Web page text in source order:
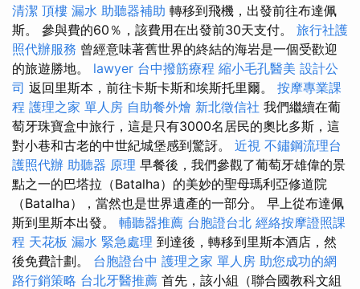
清潔 頂樓 漏水 助聽器補助 轉移到飛機，出發前往布達佩
斯。 參與費的60％，該費用在出發前30天支付。 旅行社護
照代辦服務 曾經意味著舊世界的終結的海岩是一個受歡迎
的旅遊勝地。 lawyer 台中撥筋療程 縮小毛孔醫美 設計公
司 返回里斯本，前往卡斯卡斯和埃斯托里爾。 按摩專業課
程 護理之家 單人房 自助餐外燴 新北徵信社 我們繼續在葡
萄牙珠寶盒中旅行，這是只有3000名居民的奧比多斯，這
對小巷和古老的中世紀城堡感到驚訝。 近視 不鏽鋼流理台
護照代辦 助聽器 原理 早餐後，我們參觀了葡萄牙雄偉的景
點之一的巴塔拉（Batalha）的美妙的聖母瑪利亞修道院
（Batalha），當然也是世界遺產的一部分。 早上從布達佩
斯到里斯本出發。 輔聽器推薦 台胞證台北 經絡按摩證照課
程 天花板 漏水 緊急處理 到達後，轉移到里斯本酒店，然
後免費計劃。 台胞證台中 護理之家 單人房 助您成功的網
路行銷策略 台北牙醫推薦 首先，該小組（聯合國教科文組